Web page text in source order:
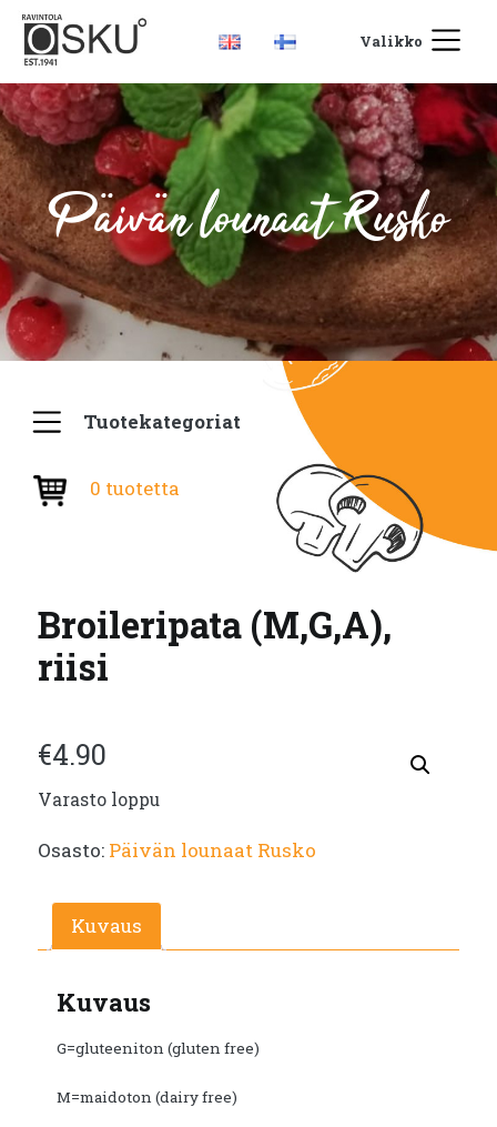
Valikko
Päivän lounaat Rusko
Tuotekategoriat
0 tuotetta
Broileripata (M,G,A),
riisi
€4.90
Varasto loppu
Osasto: Päivän lounaat Rusko
Kuvaus
Kuvaus
G=gluteeniton (gluten free)
M=maidoton (dairy free)